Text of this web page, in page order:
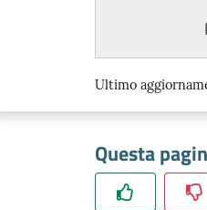
Ultimo
Questa